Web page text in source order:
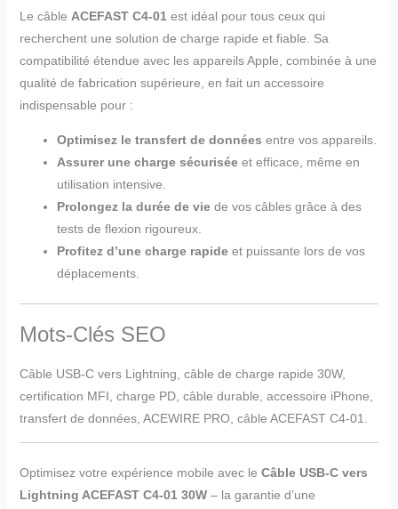
Le câble ACEFAST C4-01est idéal pour tous ceux qui
recherchent une solution de charge rapide et fiable. Sa
compatibilité étendue avec les appareils Apple, combinée à une
qualité de fabrication supérieure, en fait un accessoire
indispensable pour :
Optimisez le transfert de données entre vos appareils.
Assurer une charge sécuriséeet efficace, même en
utilisation intensive.
Prolongez la durée de viede vos câbles grâce à des
tests de flexion rigoureux.
Profitez d’une charge rapideet puissante lors de vos
déplacements.
Mots-Clés SEO
Câble USB-C vers Lightning, câble de charge rapide 30W,
certification MFI, charge PD, câble durable, accessoire iPhone,
transfert de données, ACEWIRE PRO, câble ACEFAST C4-01.
Optimisez votre expérience mobile avec le Câble USB-C vers
Lightning ACEFAST C4-01 30W– la garantie d’une